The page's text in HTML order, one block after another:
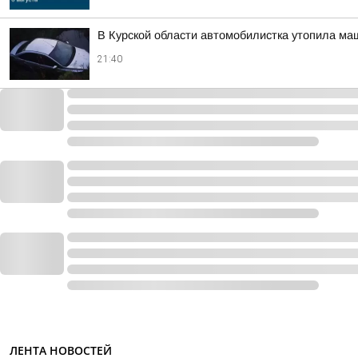
В Курской области автомобилистка утопила
21:40
ЛЕНТА НОВОСТЕЙ